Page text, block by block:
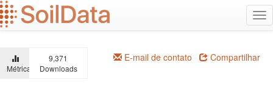
Ir
para
o
principal
Métricas
9,371
Downloads
E-mail de contato Compartilhar